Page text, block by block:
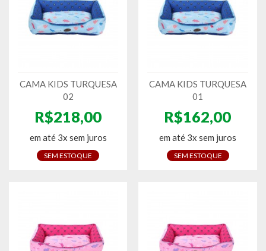
CAMA KIDS TURQUESA
02
R$218,00
em até 3x sem juros
SEM ESTOQUE
CAMA KIDS TURQUESA
01
R$162,00
em até 3x sem juros
SEM ESTOQUE